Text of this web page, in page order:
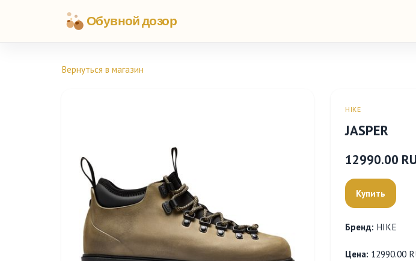
Обувной дозор
Вернуться в магазин
HIKE
JASPER
12990.00
Купить
Бренд: HIKE
Цена: 12990.00